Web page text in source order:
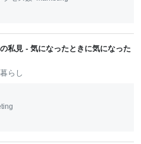
私見 - 気になったときに気になった
暮らし